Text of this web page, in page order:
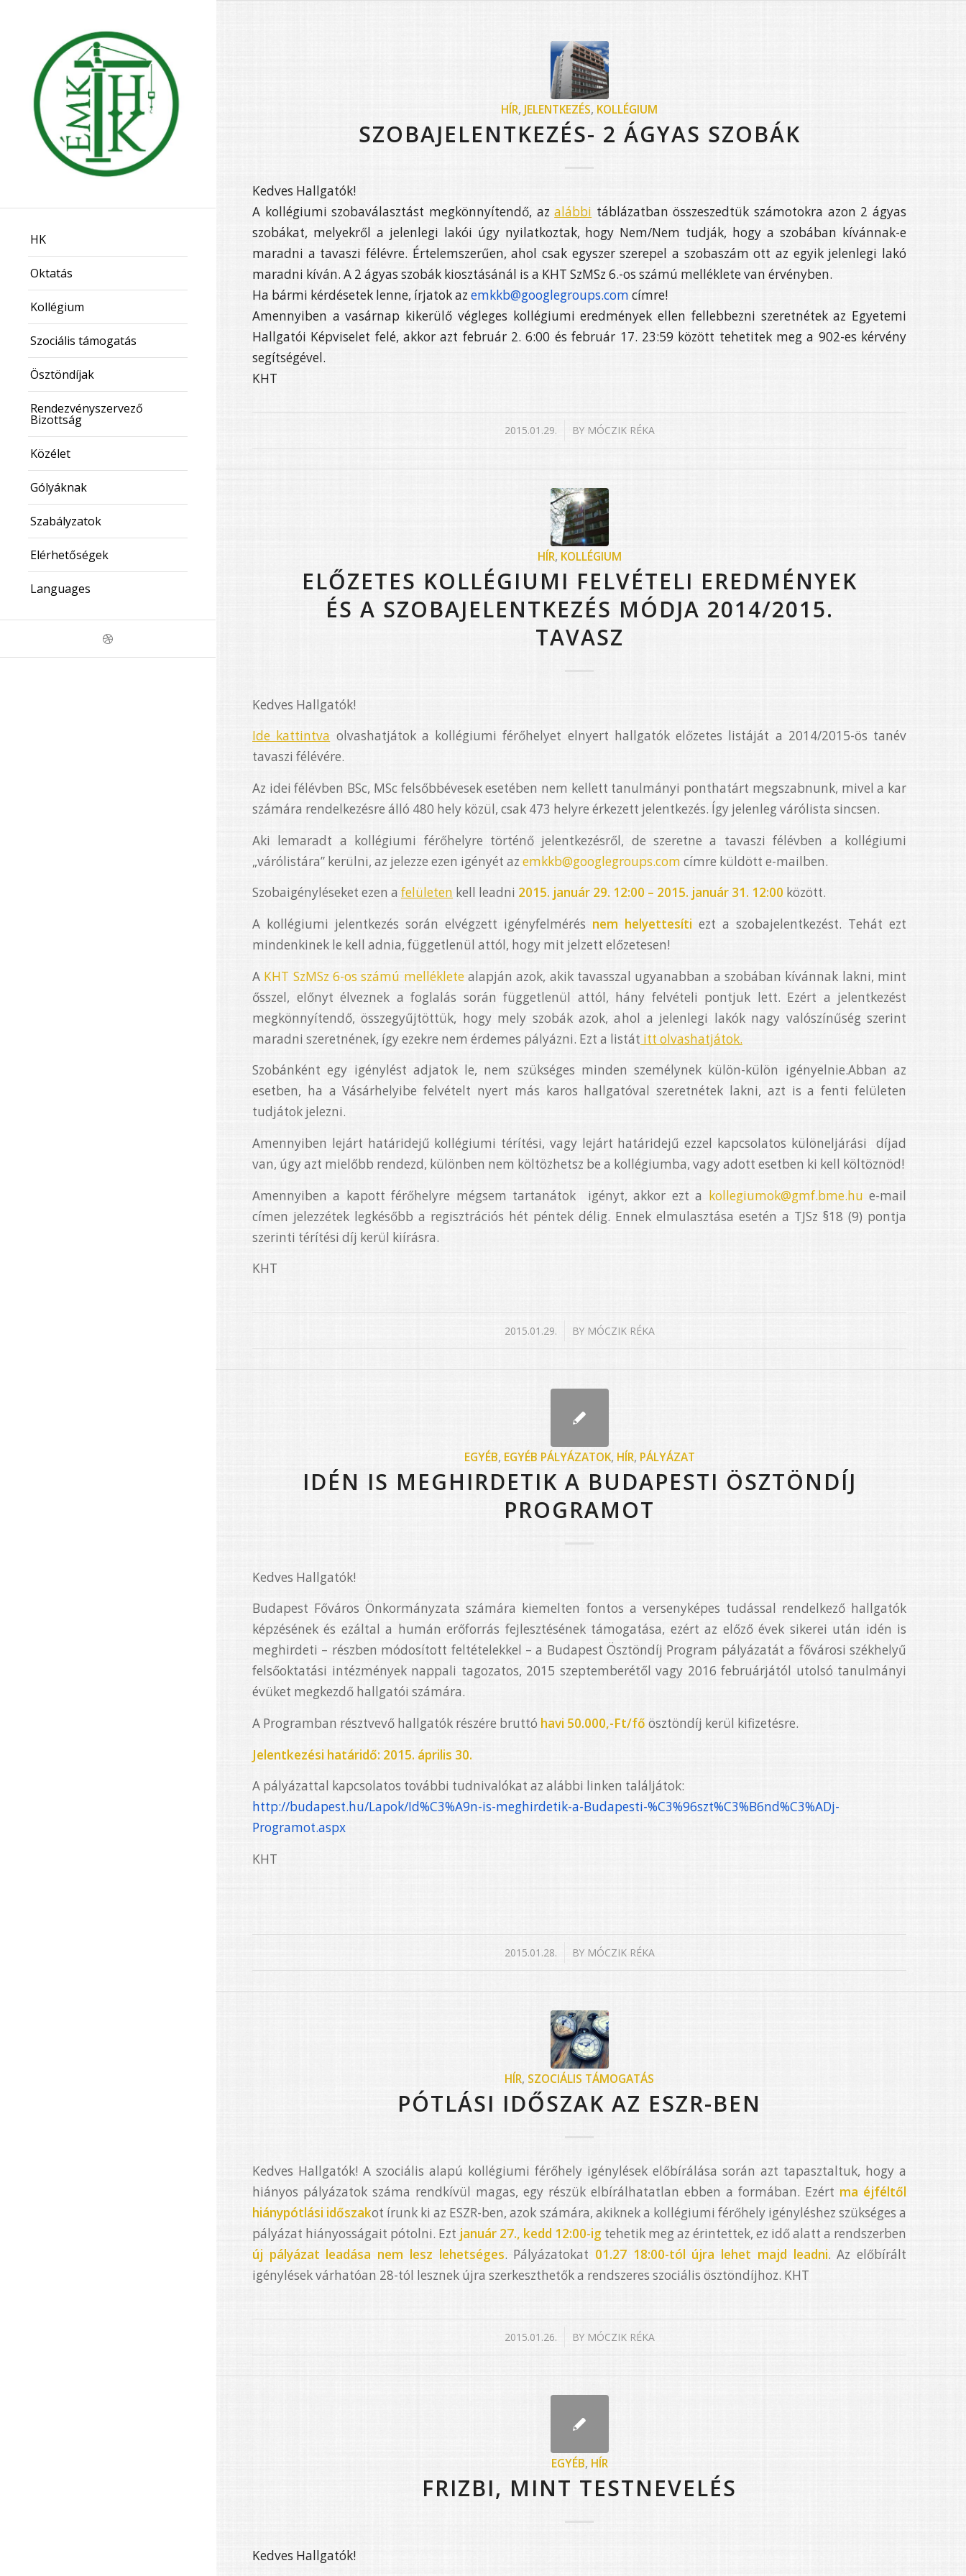
HK
Oktatás
Kollégium
Szociális támogatás
Ösztöndíjak
Rendezvényszervező
Bizottság
Közélet
Gólyáknak
Szabályzatok
Elérhetőségek
Languages
HÍR, JELENTKEZÉS, KOLLÉGIUM
SZOBAJELENTKEZÉS- 2 ÁGYAS SZOBÁK
Kedves Hallgatók!
A kollégiumi szobaválasztást megkönnyítendő, azalábbi táblázatban összeszedtük számotokra azon 2 ágyas
szobákat, melyekről a jelenlegi lakói úgy nyilatkoztak, hogy Nem/Nem tudják, hogy a szobában kívánnak-e
maradni a tavaszi félévre. Értelemszerűen, ahol csak egyszer szerepel a szobaszám ott az egyik jelenlegi lakó
maradni kíván. A 2 ágyas szobák kiosztásánál is a KHT SzMSz 6.-os számú melléklete van érvényben.
Ha bármi kérdésetek lenne, írjatok az emkkb@googlegroups.com címre!
Amennyiben a vasárnap kikerülő végleges kollégiumi eredmények ellen fellebbezni szeretnétek az Egyetemi
Hallgatói Képviselet felé, akkor azt február 2. 6:00 és február 17. 23:59 között tehetitek meg a 902-es kérvény
segítségével.
KHT
2015.01.29.
/ BY MÓCZIK RÉKA
HÍR, KOLLÉGIUM
ELŐZETES KOLLÉGIUMI FELVÉTELI EREDMÉNYEK
ÉS A SZOBAJELENTKEZÉS MÓDJA 2014/2015.
TAVASZ
Kedves Hallgatók!
Ide kattintva olvashatjátok a kollégiumi férőhelyet elnyert hallgatók előzetes listáját a 2014/2015-ös tanév
tavaszi félévére.
Az idei félévben BSc, MSc felsőbbévesek esetében nem kellett tanulmányi ponthatárt megszabnunk, mivel a kar
számára rendelkezésre álló 480 hely közül, csak 473 helyre érkezett jelentkezés. Így jelenleg várólista sincsen.
Aki lemaradt a kollégiumi férőhelyre történő jelentkezésről, de szeretne a tavaszi félévben a kollégiumi
„várólistára” kerülni, az jelezze ezen igényét az emkkb@googlegroups.com címre küldött e-mailben.
Szobaigényléseket ezen a felületen kell leadni 2015. január 29. 12:00 – 2015. január 31. 12:00 között.
A kollégiumi jelentkezés során elvégzett igényfelmérés nem helyettesíti ezt a szobajelentkezést. Tehát ezt
mindenkinek le kell adnia, függetlenül attól, hogy mit jelzett előzetesen!
A KHT SzMSz 6-os számú mellékletealapján azok, akik tavasszal ugyanabban a szobában kívánnak lakni, mint
ősszel, előnyt élveznek a foglalás során függetlenül attól, hány felvételi pontjuk lett. Ezért a jelentkezést
megkönnyítendő, összegyűjtöttük, hogy mely szobák azok, ahol a jelenlegi lakók nagy valószínűség szerint
maradni szeretnének, így ezekre nem érdemes pályázni. Ezt a listát itt olvashatjátok.
Szobánként egy igénylést adjatok le, nem szükséges minden személynek külön-külön igényelnie.Abban az
esetben, ha a Vásárhelyibe felvételt nyert más karos hallgatóval szeretnétek lakni, azt is a fenti felületen
tudjátok jelezni.
Amennyiben lejárt határidejű kollégiumi térítési, vagy lejárt határidejű ezzel kapcsolatos különeljárási díjad
van, úgy azt mielőbb rendezd, különben nem költözhetsz be a kollégiumba, vagy adott esetben ki kell költöznöd!
Amennyiben a kapott férőhelyre mégsem tartanátok igényt, akkor ezt a kollegiumok@gmf.bme.hu e-mail
címen jelezzétek legkésőbb a regisztrációs hét péntek délig. Ennek elmulasztása esetén a TJSz §18 (9) pontja
szerinti térítési díj kerül kiírásra.
KHT
2015.01.29.
/ BY MÓCZIK RÉKA
EGYÉB, EGYÉB PÁLYÁZATOK, HÍR, PÁLYÁZAT
IDÉN IS MEGHIRDETIK A BUDAPESTI ÖSZTÖNDÍJ
PROGRAMOT
Kedves Hallgatók!
Budapest Főváros Önkormányzata számára kiemelten fontos a versenyképes tudással rendelkező hallgatók
képzésének és ezáltal a humán erőforrás fejlesztésének támogatása, ezért az előző évek sikerei után idén is
meghirdeti – részben módosított feltételekkel – a Budapest Ösztöndíj Program pályázatát a fővárosi székhelyű
felsőoktatási intézmények nappali tagozatos, 2015 szeptemberétől vagy 2016 februárjától utolsó tanulmányi
évüket megkezdő hallgatói számára.
A Programban résztvevő hallgatók részére bruttó havi 50.000,-Ft/fő ösztöndíj kerül kifizetésre.
Jelentkezési határidő: 2015. április 30.
A pályázattal kapcsolatos további tudnivalókat az alábbi linken találjátok:
http://budapest.hu/Lapok/Id%C3%A9n-is-meghirdetik-a-Budapesti-%C3%96szt%C3%B6nd%C3%ADj-
Programot.aspx
KHT
2015.01.28.
/ BY MÓCZIK RÉKA
HÍR, SZOCIÁLIS TÁMOGATÁS
PÓTLÁSI IDŐSZAK AZ ESZR-BEN
Kedves Hallgatók! A szociális alapú kollégiumi férőhely igénylések előbírálása során azt tapasztaltuk, hogy a
hiányos pályázatok száma rendkívül magas, egy részük elbírálhatatlan ebben a formában. Ezért ma éjféltől
hiánypótlási időszakot írunk ki az ESZR-ben, azok számára, akiknek a kollégiumi férőhely igényléshez szükséges a
pályázat hiányosságait pótolni. Ezt január 27., kedd 12:00-ig tehetik meg az érintettek, ez idő alatt a rendszerben
új pályázat leadása nem lesz lehetséges. Pályázatokat 01.27 18:00-tól újra lehet majd leadni. Az előbírált
igénylések várhatóan 28-tól lesznek újra szerkeszthetők a rendszeres szociális ösztöndíjhoz. KHT
2015.01.26.
/ BY MÓCZIK RÉKA
EGYÉB, HÍR
FRIZBI, MINT TESTNEVELÉS
Kedves Hallgatók!